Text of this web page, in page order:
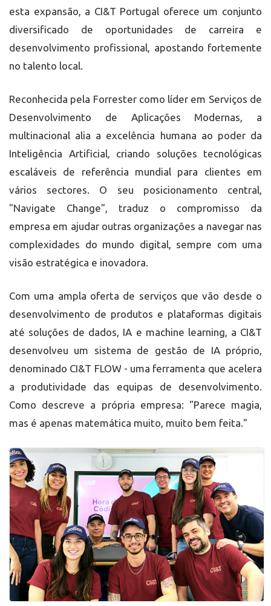
esta expansão, a CI&T Portugal oferece um conjunto
diversificado de oportunidades de carreira e
desenvolvimento profissional, apostando fortemente
no talento local.
Reconhecida pela Forrester como líder em Serviços de
Desenvolvimento de Aplicações Modernas, a
multinacional alia a excelência humana ao poder da
Inteligência Artificial, criando soluções tecnológicas
escaláveis de referência mundial para clientes em
vários sectores. O seu posicionamento central,
"Navigate Change", traduz o compromisso da
empresa em ajudar outras organizações a navegar nas
complexidades do mundo digital, sempre com uma
visão estratégica e inovadora.
Com uma ampla oferta de serviços que vão desde o
desenvolvimento de produtos e plataformas digitais
até soluções de dados, IA e machine learning, a CI&T
desenvolveu um sistema de gestão de IA próprio,
denominado CI&T FLOW - uma ferramenta que acelera
a produtividade das equipas de desenvolvimento.
Como descreve a própria empresa: "Parece magia,
mas é apenas matemática muito, muito bem feita."